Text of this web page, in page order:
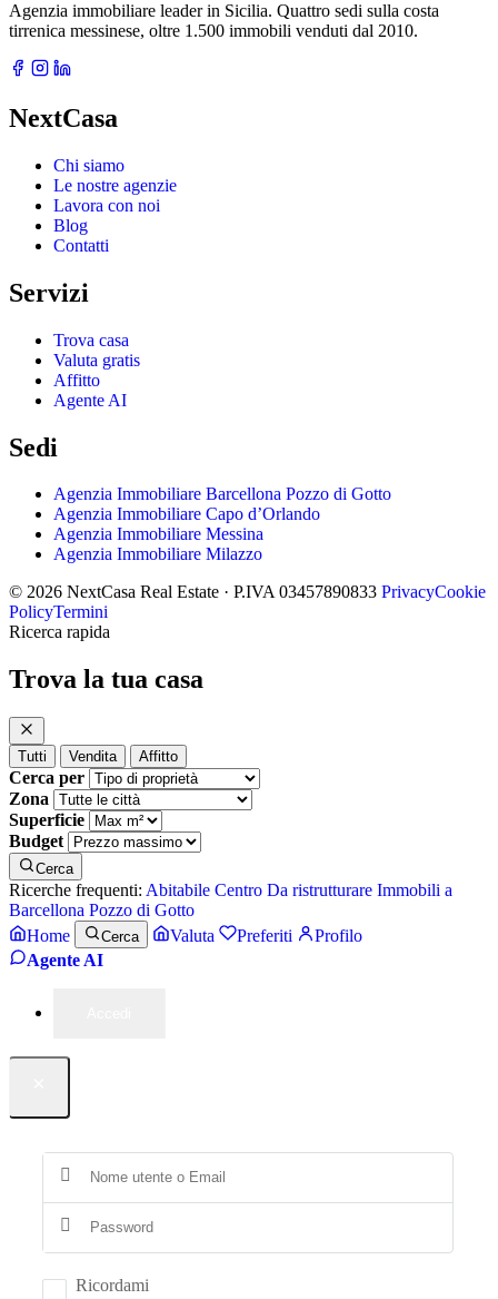
Agenzia immobiliare leader in Sicilia. Quattro sedi sulla costa
tirrenica messinese, oltre 1.500 immobili venduti dal 2010.
NextCasa
Chi siamo
Le nostre agenzie
Lavora con noi
Blog
Contatti
Servizi
Trova casa
Valuta gratis
Affitto
Agente AI
Sedi
Agenzia Immobiliare Barcellona Pozzo di Gotto
Agenzia Immobiliare Capo d’Orlando
Agenzia Immobiliare Messina
Agenzia Immobiliare Milazzo
© 2026 NextCasa Real Estate · P.IVA 03457890833 PrivacyCookie
PolicyTermini
Ricerca rapida
Trova la tua casa
Tutti Vendita Affitto
Cerca per
Zona
Superficie
Budget
Cerca
Ricerche frequenti: Abitabile Centro Da ristrutturare Immobili a
Barcellona Pozzo di Gotto
Home
Cerca Valuta Preferiti
Profilo
Agente AI
Ricordami